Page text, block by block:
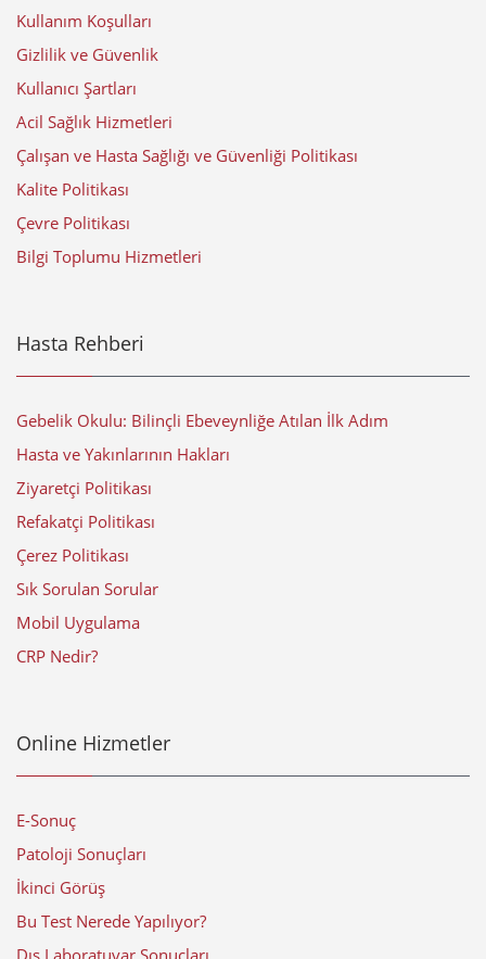
Kullanım Koşulları
Gizlilik ve Güvenlik
Kullanıcı Şartları
Acil Sağlık Hizmetleri
Çalışan ve Hasta Sağlığı ve Güvenliği Politikası
Kalite Politikası
Çevre Politikası
Bilgi Toplumu Hizmetleri
Hasta Rehberi
Gebelik Okulu: Bilinçli Ebeveynliğe Atılan İlk Adım
Hasta ve Yakınlarının Hakları
Ziyaretçi Politikası
Refakatçi Politikası
Çerez Politikası
Sık Sorulan Sorular
Mobil Uygulama
CRP Nedir?
Online Hizmetler
E-Sonuç
Patoloji Sonuçları
İkinci Görüş
Bu Test Nerede Yapılıyor?